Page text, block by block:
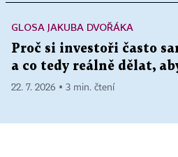
GLOSA JAKUBA DVOŘÁKA
Proč si investoři často
a co tedy reálně dělat,
22. 7. 2026 ▪ 3 min. čtení